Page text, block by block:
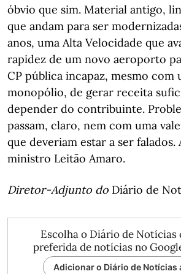
óbvio que sim. Material antigo,
que andam para ser
anos, uma Alta Velocidade que
rapidez de um novo aeroporto
CP pública incapaz, mesmo com
monopólio, de gerar receita
depender do contribuinte.
passam, claro, nem com uma
que deveriam estar a ser falados.
ministro Leitão Amaro.
Diretor-Adjunto do Diário de
Escolha o Diário de Notícias
preferida de notícias no
Adicionar o Diário de Notícias